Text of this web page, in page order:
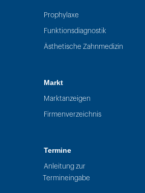
Prophylaxe
Funktionsdiagnostik
Ästhetische Zahnmedizin
Markt
Marktanzeigen
Firmenverzeichnis
Termine
Anleitung zur
Termineingabe